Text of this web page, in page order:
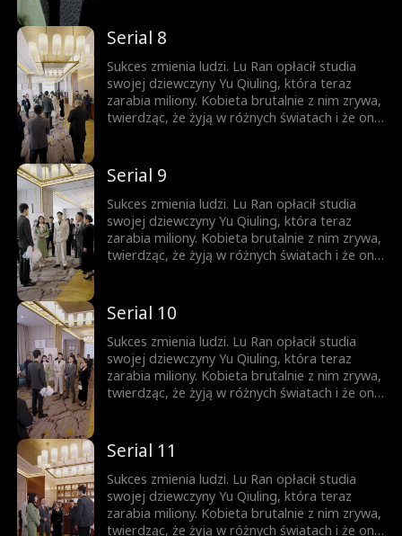
niezwykłość Lu Rana i proponuje mu
małżeństwo, wprawiając wszystkich w
osłupienie...
Serial 8
Sukces zmienia ludzi. Lu Ran opłacił studia
swojej dziewczyny Yu Qiuling, która teraz
zarabia miliony. Kobieta brutalnie z nim zrywa,
twierdząc, że żyją w różnych światach i że on
niezwykłość Lu Rana i proponuje mu
małżeństwo, wprawiając wszystkich w
osłupienie...
Serial 9
Sukces zmienia ludzi. Lu Ran opłacił studia
swojej dziewczyny Yu Qiuling, która teraz
zarabia miliony. Kobieta brutalnie z nim zrywa,
twierdząc, że żyją w różnych światach i że on
niezwykłość Lu Rana i proponuje mu
małżeństwo, wprawiając wszystkich w
osłupienie...
Serial 10
Sukces zmienia ludzi. Lu Ran opłacił studia
swojej dziewczyny Yu Qiuling, która teraz
zarabia miliony. Kobieta brutalnie z nim zrywa,
twierdząc, że żyją w różnych światach i że on
niezwykłość Lu Rana i proponuje mu
małżeństwo, wprawiając wszystkich w
osłupienie...
Serial 11
Sukces zmienia ludzi. Lu Ran opłacił studia
swojej dziewczyny Yu Qiuling, która teraz
zarabia miliony. Kobieta brutalnie z nim zrywa,
twierdząc, że żyją w różnych światach i że on